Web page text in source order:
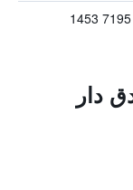
دار